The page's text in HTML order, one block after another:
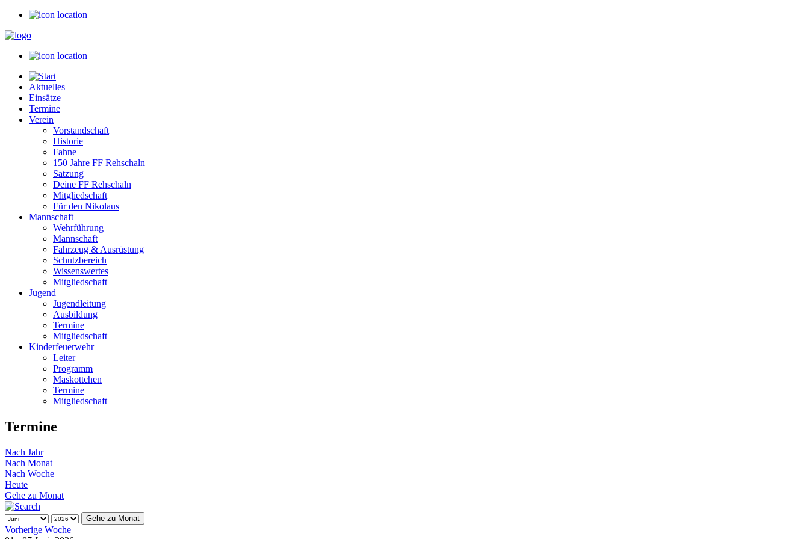
Aktuelles
Einsätze
Termine
Verein
Vorstandschaft
Historie
Fahne
150 Jahre FF Rehschaln
Satzung
Deine FF Rehschaln
Mitgliedschaft
Für den Nikolaus
Mannschaft
Wehrführung
Mannschaft
Fahrzeug & Ausrüstung
Schutzbereich
Wissenswertes
Mitgliedschaft
Jugend
Jugendleitung
Ausbildung
Termine
Mitgliedschaft
Kinderfeuerwehr
Leiter
Programm
Maskottchen
Termine
Mitgliedschaft
Termine
Nach Jahr
Nach Monat
Nach Woche
Heute
Gehe zu Monat
Gehe zu Monat
Vorherige Woche